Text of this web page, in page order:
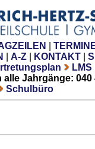
A-Z KONTAKT
Jahrgänge: 040
Schulbüro